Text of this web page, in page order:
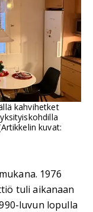
kahvihetket
kuvat:
1976
tuli aikanaan
luvun lopulla